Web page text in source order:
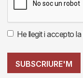
He llegit i accepto la
SUBSCRIURE'M